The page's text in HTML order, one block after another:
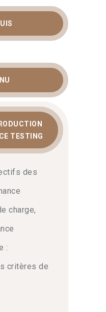
TESTING
des
charge,
:
critères de